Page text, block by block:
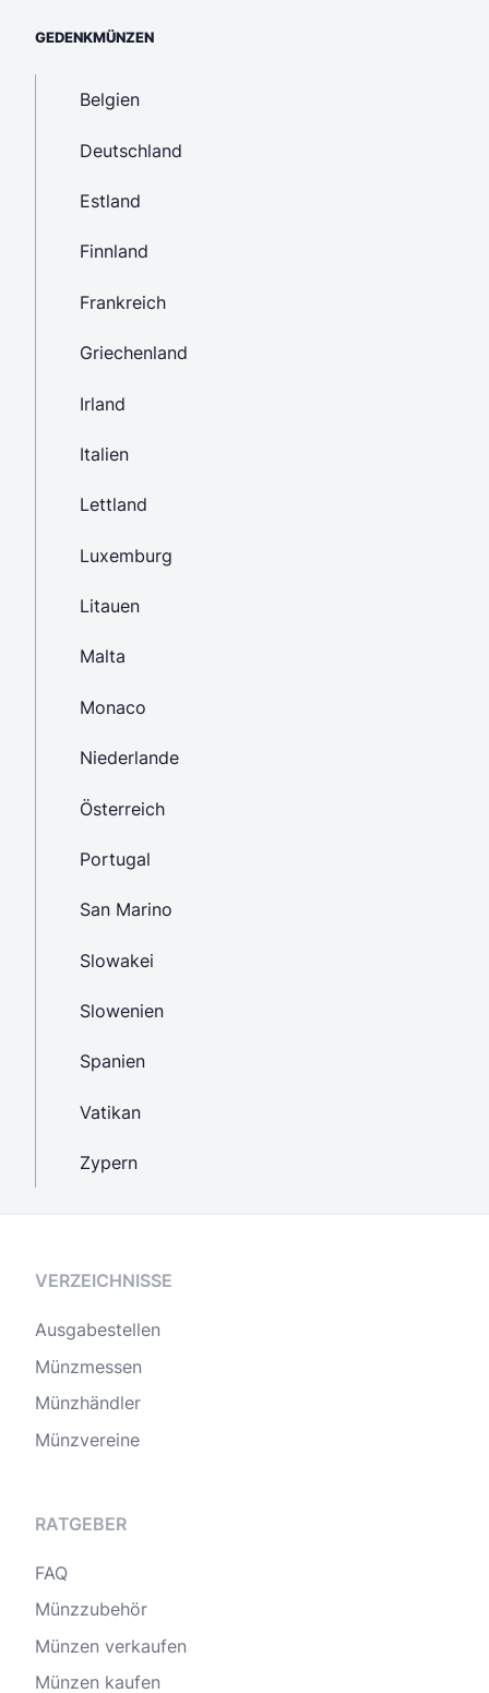
GEDENKMÜNZEN
Belgien
Deutschland
Estland
Finnland
Frankreich
Griechenland
Irland
Italien
Lettland
Luxemburg
Litauen
Malta
Monaco
Niederlande
Österreich
Portugal
San Marino
Slowakei
Slowenien
Spanien
Vatikan
Zypern
VERZEICHNISSE
Ausgabestellen
Münzmessen
Münzhändler
Münzvereine
RATGEBER
FAQ
Münzzubehör
Münzen verkaufen
Münzen kaufen